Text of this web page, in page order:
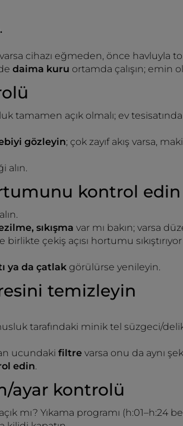
cihazı eğmeden, önce havluyla
daima kuru ortamda çalışın; emin
tamamen açık olmalı; ev tesisatında
gözleyin; çok zayıf akış varsa,
alın.
kontrol edin
sıkışma var mı bakın; varsa
birlikte çekiş açısı hortumu
ya da çatlak görülürse yenileyin.
temizleyin
tarafındaki minik tel süzgeci/
ucundaki filtre varsa onu da aynı
edin.
ayar kontrolü
mı? Yıkama programı (h:01–h:24